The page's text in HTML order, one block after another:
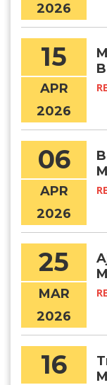
2026
15
APR
2026
06
APR
2026
25
MAR
2026
16